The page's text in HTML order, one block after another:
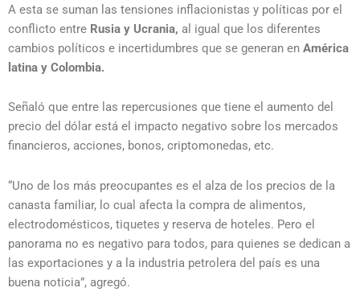
A esta se suman las tensiones inflacionistas y políticas por el
conflicto entre Rusia y Ucrania, al igual que los diferentes
cambios políticos e incertidumbres que se generan en América
latina y Colombia.
Señaló que entre las repercusiones que tiene el aumento del
precio del dólar está el impacto negativo sobre los mercados
financieros, acciones, bonos, criptomonedas, etc.
“Uno de los más preocupantes es el alza de los precios de la
canasta familiar, lo cual afecta la compra de alimentos,
electrodomésticos, tiquetes y reserva de hoteles. Pero el
panorama no es negativo para todos, para quienes se dedican a
las exportaciones y a la industria petrolera del país es una
buena noticia”, agregó.